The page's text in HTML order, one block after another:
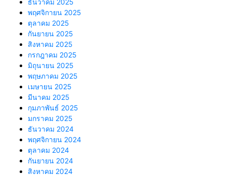
ธันวาคม 2025
พฤศจิกายน 2025
ตุลาคม 2025
กันยายน 2025
สิงหาคม 2025
กรกฎาคม 2025
มิถุนายน 2025
พฤษภาคม 2025
เมษายน 2025
มีนาคม 2025
กุมภาพันธ์ 2025
มกราคม 2025
ธันวาคม 2024
พฤศจิกายน 2024
ตุลาคม 2024
กันยายน 2024
สิงหาคม 2024